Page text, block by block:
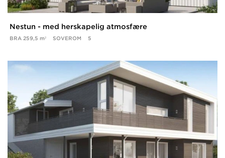
Nestun - med herskapelig atmosfære
BRA 259,5 m² SOVEROM 5